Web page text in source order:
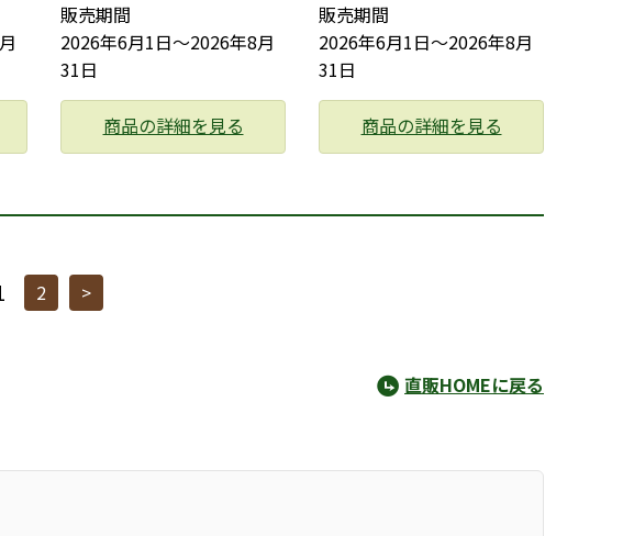
販売期間
2026年6月1日〜2026年8月
31日
商品の詳細を見る
販売期間
2026年6月1日〜2026年8月
31日
商品の詳細を見る
2 >
直販HOMEに戻る